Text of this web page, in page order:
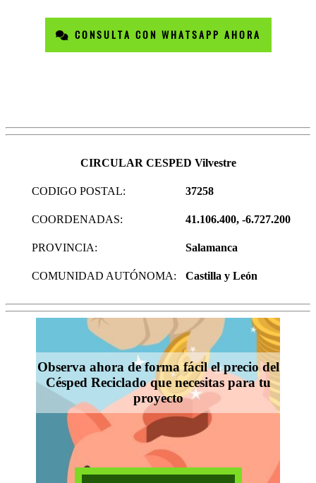
CONSULTA CON WHATSAPP AHORA
CIRCULAR CESPED Vilvestre
CODIGO POSTAL: 37258
COORDENADAS: 41.106.400, -6.727.200
PROVINCIA: Salamanca
COMUNIDAD AUTÓNOMA: Castilla y León
Observa ahora de forma fácil el precio del
Césped Reciclado que necesitas para tu
proyecto